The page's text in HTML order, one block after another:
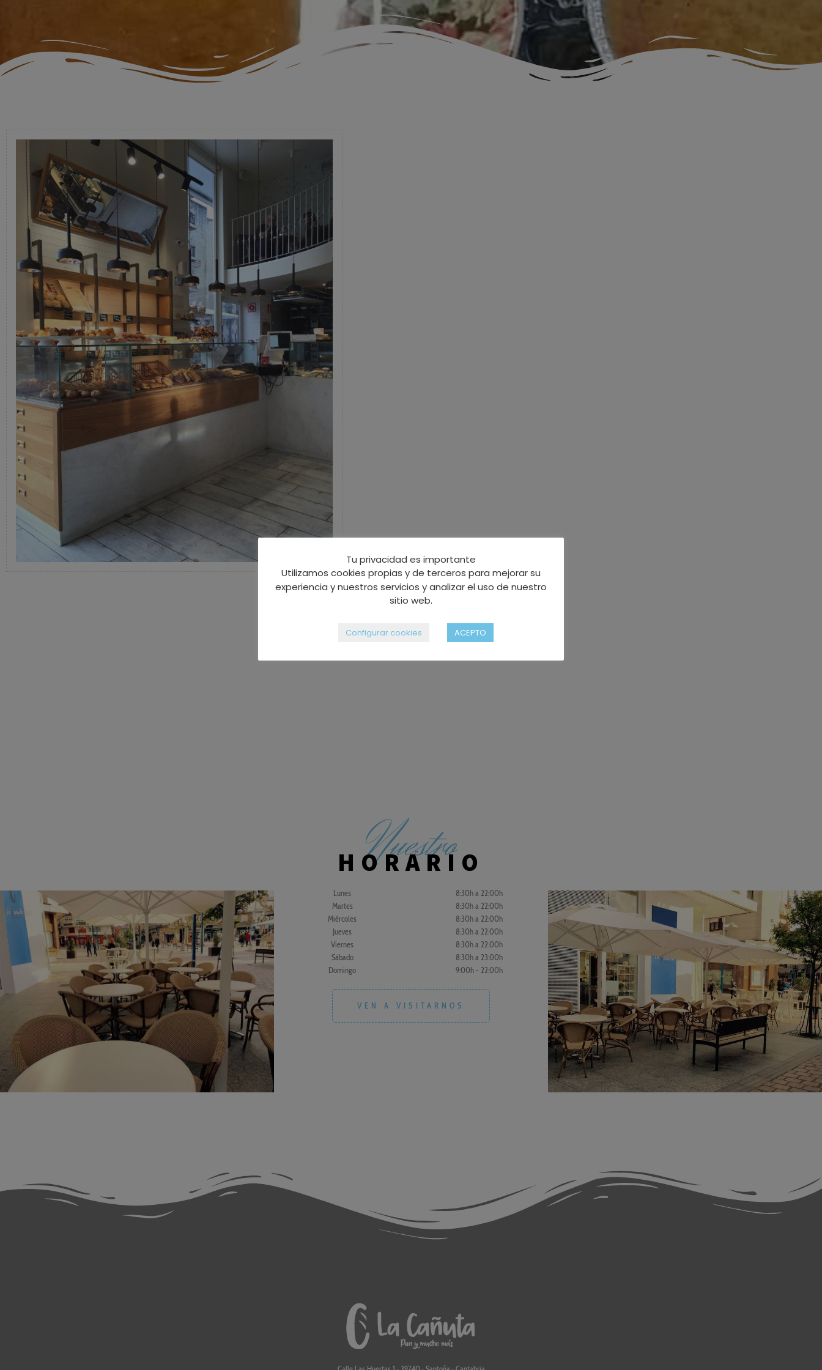
Nuestro
HORARIO
Lunes
8:30h a 22:00h
Martes
8:30h a 22:00h
Miércoles
8:30h a 22:00h
Jueves
8:30h a 22:00h
Viernes
8:30h a 22:00h
Sábado
8:30h a 23:00h
Domingo
9:00h - 22:00h
VEN A VISITARNOS
Tu privacidad es importante
Utilizamos cookies propias y de terceros para mejorar su
experiencia y nuestros servicios y analizar el uso de nuestro
sitio web.
Configurar cookies ACEPTO